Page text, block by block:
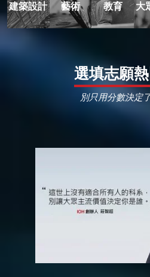
建築設計 藝術 教育 大
選填志願
別只用分數決定